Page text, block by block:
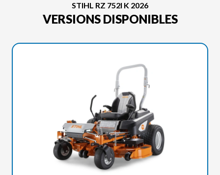
STIHL RZ 752I K 2026
VERSIONS DISPONIBLES